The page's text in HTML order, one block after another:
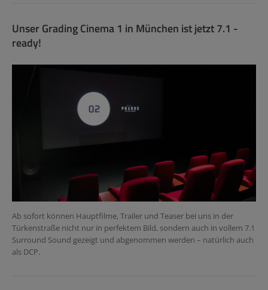
Unser Grading Cinema 1 in München ist jetzt 7.1 -
ready!
Ab sofort können Hauptfilme, Trailer und Teaser bei uns in der
Türkenstraße nicht nur in perfektem Bild, sondern auch in vollem 7.1
Surround Sound gezeigt und abgenommen werden – natürlich auch
als DCP.